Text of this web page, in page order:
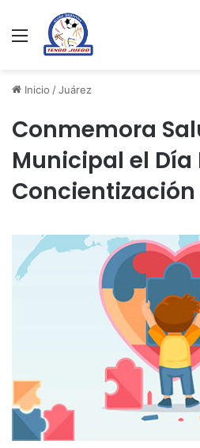
Menu
Inicio /Juárez
Conmemora
Municipal el